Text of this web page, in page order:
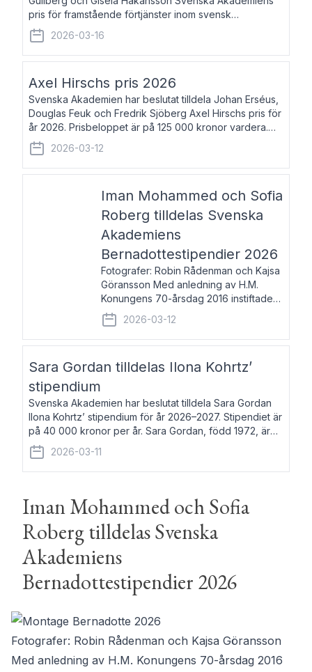
pris för framstående förtjänster inom svensk
språkforskning och språkvård till minne av Carl Gabriel
och Karin Forsberg för år 2026. Prissumma
2026-03-16
Axel Hirschs pris 2026
Svenska Akademien har beslutat tilldela Johan Erséus,
Douglas Feuk och Fredrik Sjöberg Axel Hirschs pris för
år 2026. Prisbeloppet är på 125 000 kronor vardera.
Johan Erséus, född 1959, är fackboksförfattare och
journalist med mångårigt för
2026-03-12
Iman Mohammed och Sofia
Roberg tilldelas Svenska
Akademiens
Bernadottestipendier 2026
Fotografer: Robin Rådenman och Kajsa
Göransson Med anledning av H.M.
Konungens 70-årsdag 2016 instiftade
fem av de kungliga akademierna det så
kallade Bernadotteprogrammet med
syfte att genom stipendier erbjuda stöd
2026-03-12
Sara Gordan tilldelas Ilona Kohrtz’
stipendium
Svenska Akademien har beslutat tilldela Sara Gordan
Ilona Kohrtz’ stipendium för år 2026–2027. Stipendiet är
på 40 000 kronor per år. Sara Gordan, född 1972, är
författare och översättare. Hon debuterade 2006 med
det prosalyriska verket En
2026-03-11
Iman Mohammed och Sofia
Roberg tilldelas Svenska
Akademiens
Bernadottestipendier 2026
Fotografer: Robin Rådenman och Kajsa Göransson
Med anledning av H.M. Konungens 70-årsdag 2016